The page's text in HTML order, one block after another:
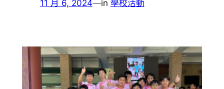
11 月 6, 2024—in 學校活動